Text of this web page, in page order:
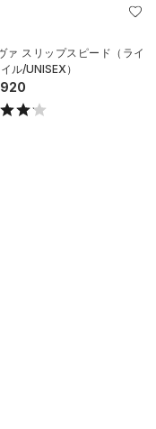
ァ スリップスピード（ライ
ル/UNISEX）